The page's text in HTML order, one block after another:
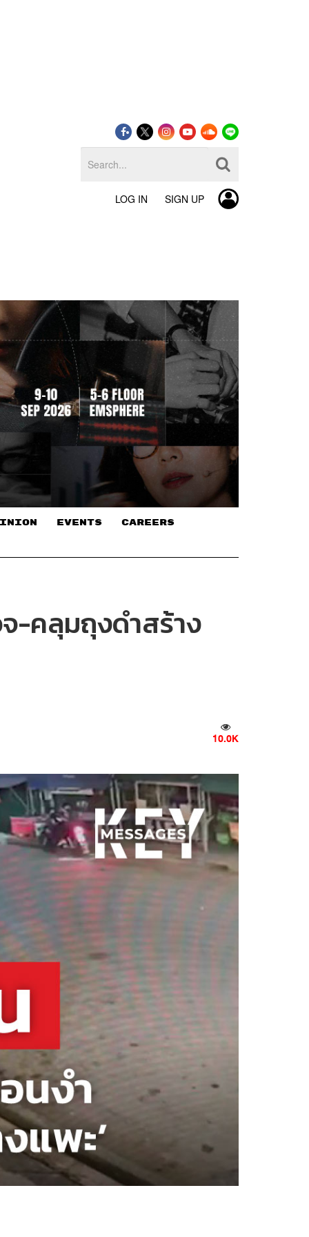
LOG IN SIGN UP
EVENTS CAREERS
-คลุมถุงดำสร้าง
10.0K